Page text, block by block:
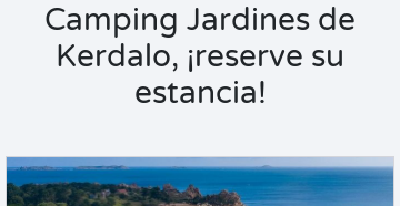
Camping Jardines de
Kerdalo, ¡reserve su
estancia!